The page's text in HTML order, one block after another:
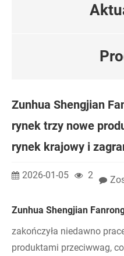
Zunhua Shengjian
rynek trzy nowe
rynek krajowy i
2026-01-05 2
Zunhua Shengjian
zakończyła niedawno
produktami przeciwwag,